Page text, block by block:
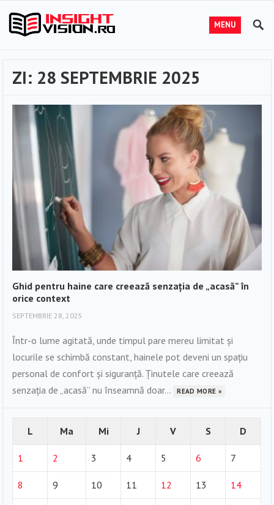
MENU
ZI: 28 SEPTEMBRIE 2025
Ghid pentru haine care creează senzația de „acasă” în
orice context
SEPTEMBRIE 28, 2025
Într-o lume agitată, unde timpul pare mereu limitat și
locurile se schimbă constant, hainele pot deveni un spațiu
personal de confort și siguranță. Ținutele care creează
senzația de „acasă” nu înseamnă doar...
READ MORE »
L Ma Mi J V S D
1 2 3 4 5 6 7
8 9 10 11 12 13 14